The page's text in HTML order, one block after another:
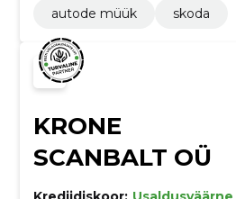
autode müük
skoda
KRONE
SCANBALT OÜ